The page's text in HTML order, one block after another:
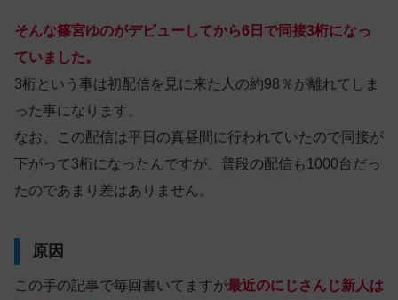
そんな篠宮ゆのがデビューしてから6日で同接3桁になっ
ていました。
3桁という事は初配信を見に来た人の約98％が離れてしま
った事になります。
なお、この配信は平日の真昼間に行われていたので同接が
下がって3桁になったんですが、普段の配信も1000台だっ
たのであまり差はありません。
原因
この手の記事で毎回書いてますが最近のにじさんじ新人は